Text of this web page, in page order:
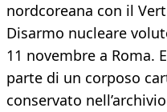
nordcoreana con il
Disarmo nucleare
11 novembre a Roma.
parte di un corposo
conservato